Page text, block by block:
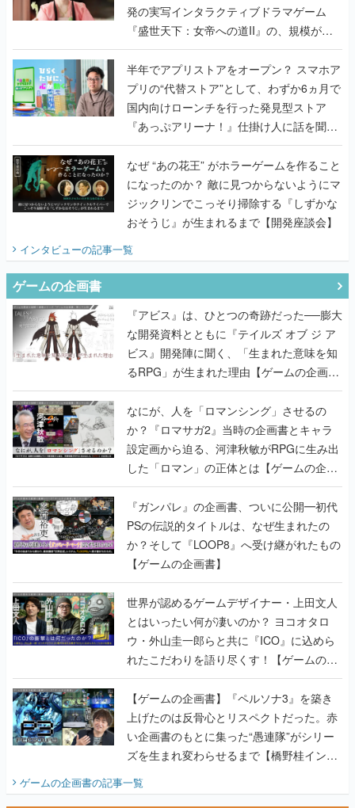
発の実写インタラクティブドラマゲーム
『盛世天下：女帝への道II』の、規模が違
うこだわりをプロデューサーに聞いた
半年でアプリストアをオープン？ スマホア
プリの“代替ストア”として、わずか6ヵ月で
国内向けローンチを行った発見型ストア
『あっぷアリーナ！』仕掛け人に話を聞い
てみた
なぜ “あの花王” がホラーゲームを作ること
になったのか？ 敵に見つからないようにマ
ジックリンでこっそり掃除する『しずかな
おそうじ』が生まれるまで【開発座談会】
インタビューの記事一覧
ゲームの企画書
『アビス』は、ひとつの奇跡だった──膨大
な開発資料とともに『テイルズ オブ ジ ア
ビス』開発陣に聞く、「生まれた意味を知
るRPG」が生まれた理由【ゲームの企画
書】
なにが、人を「ロマンシング」させるの
か？『ロマサガ2』当時の企画書とキャラ
設定画から迫る、河津秋敏がRPGに生み出
した「ロマン」の正体とは【ゲームの企画
書】
『ガンパレ』の企画書、ついに公開━初代
PSの伝説的タイトルは、なぜ生まれたの
か？そして『LOOP8』へ受け継がれたもの
【ゲームの企画書】
世界が認めるゲームデザイナー・上田文人
とはいったい何が凄いのか？ ヨコオタロ
ウ・外山圭一郎らと共に『ICO』に込めら
れたこだわりを語り尽くす！【ゲームの企
画書】
【ゲームの企画書】『ペルソナ3』を築き
上げたのは反骨心とリスペクトだった。赤
い企画書のもとに集った“愚連隊”がシリー
ズを生まれ変わらせるまで【橋野桂インタ
ゲームの企画書の記事一覧